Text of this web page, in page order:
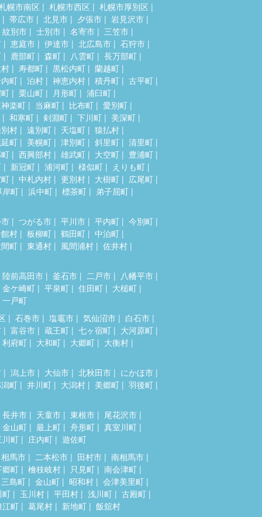
幌市南区 札幌市西区
札幌市厚別区
帯広市
北見市 夕張市
岩見沢市
紋別市
士別市 名寄市
三笠市
恵庭市 伊達市 北広島市
石狩市
鹿部町 森町 八雲町
長万部町
寿都町 黒松内町
蘭越町
町
泊村 神恵内村 積丹町
古平町
栗山町 月形町
浦臼町
楽町
当麻町 比布町
愛別町
和寒町
剣淵町 下川町
美深町
村
遠別町 天塩町
猿払村
町
美幌町 津別町 斜里町
清里町
西興部村 雄武町 大空町
豊浦町
新冠町 浦河町 様似町
えりも町
中札内村 更別村 大樹町
広尾町
岸町
浜中町 標茶町 弟子屈町
つがる市 平川市 平内町
今別町
村
板柳町 鶴田町
中泊町
町
東通村 風間浦村 佐井村
陸前高田市 釜石市 二戸市
八幡平市
金ケ崎町
平泉町 住田町
大槌町
一戸町
石巻市 塩竈市 気仙沼市
白石市
富谷市 蔵王町 七ヶ宿町
大河原町
利府町
大和町 大郷町 大衡村
潟上市 大仙市 北秋田市
にかほ市
町
井川町 大潟村 美郷町 羽後町
長井市 天童市 東根市
尾花沢市
金山町
最上町 舟形町
真室川町
川町
庄内町
遊佐町
相馬市
二本松市 田村市
南相馬市
郷町
檜枝岐村 只見町
南会津町
三島町
金山町 昭和村
会津美里町
町
玉川村 平田村 浅川町
古殿町
江町
葛尾村 新地町
飯舘村